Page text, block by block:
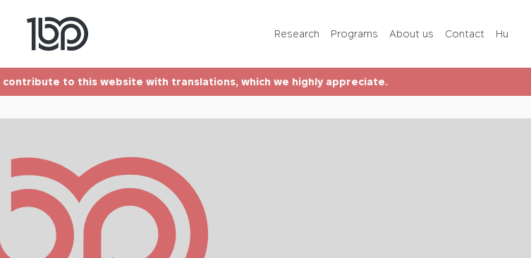
Research Programs About us Contact Hu
Contact
to this website with translations, which we highly appreciate.